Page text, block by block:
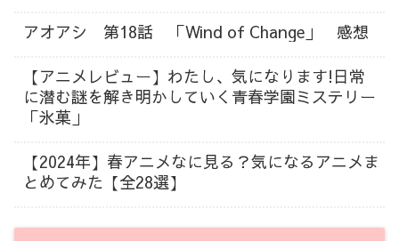
アオアシ 第18話 「Wind of Change」 感想
【アニメレビュー】わたし、気になります!日常
に潜む謎を解き明かしていく青春学園ミステリー
「氷菓」
【2024年】春アニメなに見る？気になるアニメま
とめてみた【全28選】